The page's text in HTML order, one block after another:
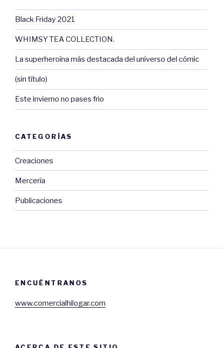
Black Friday 2021
WHIMSY TEA COLLECTION.
La superheroína más destacada del universo del cómic
(sin título)
Este invierno no pases frio
CATEGORÍAS
Creaciones
Mercería
Publicaciones
ENCUÉNTRANOS
www.comercialhilogar.com